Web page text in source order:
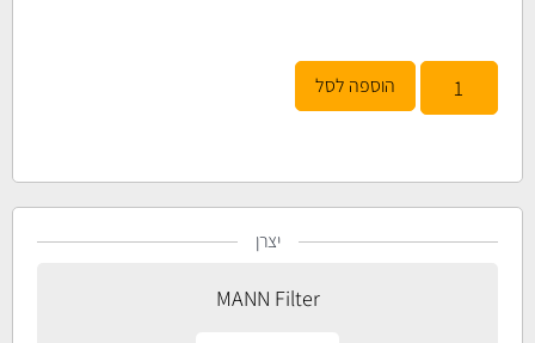
הוספה לסל
יצרן
MANN Filter